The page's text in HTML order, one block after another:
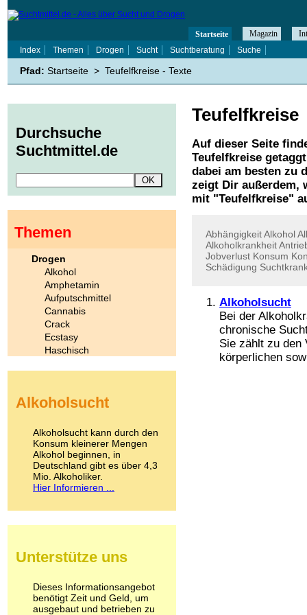
Teufelfkreise
Auf dieser Seite
Teufelfkreise
dabei am besten zu
zeigt Dir außerdem,
mit "Teufelfkreise"
AbhängigkeitAlkohol
Alkoholkrankheit
Jobverlust Konsum
Schädigung
Alkoholsucht
Bei der
chronische
Sie zählt zu den
körperlichen
Startseite Magazin
Index
Themen Drogen Sucht Suchtberatung Suche
Pfad: Startseite > Teufelfkreise - Texte
Durchsuche
Suchtmittel.de
Themen
Drogen
Alkohol
Amphetamin
Aufputschmittel
Cannabis
Crack
Ecstasy
Haschisch
Kokain
LSD
Marihuana
Medikamente
Meskalin
Metamphetamin
Methadon
Pilze
Psychopharmaka
Schlafmittel
Schmerzmittel
Alkoholsucht
Alkoholsucht kann durch den
Konsum kleinerer Mengen
Alkohol beginnen, in
Deutschland gibt es über 4,3
Mio. Alkoholiker.
Hier Informieren ...
Unterstütze uns
Dieses Informationsangebot
benötigt Zeit und Geld, um
ausgebaut und betrieben zu